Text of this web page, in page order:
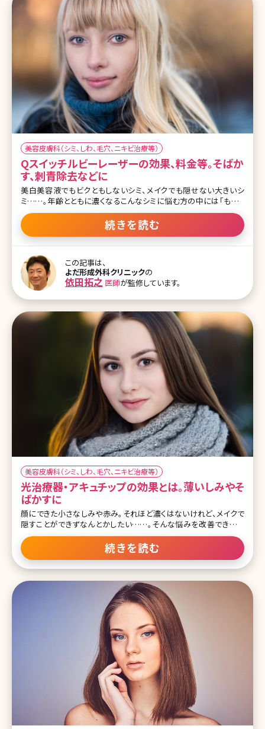
美容皮膚科（シミ、しわ、毛穴、ニキビ治療等）
Qスイッチルビーレーザーの効果、料金等。そばか
す、刺青除去などに
美白美容液でもビクともしないシミ、メイクでも隠せない大きいシ
ミ……。年齢とともに濃くなるこんなシミに悩む方の中には「もうレ
ーザーで取るしかないのかも?」と考えている方もいるのではないで
しょうか。とはいえ、多種多様なレーザーがある今、自分のシミにどの
レーザーが適しているのか分からないという方も多いでしょう。ここで
について詳しく説明していきます。 目次 1.Qスイッチルビーレーザーっ
てどんなレーザー? 1-1.Qスイッチルビーレーザーとは? 1-2.Qスイッ
チルビーレーザーの効果 1-3.Qスイッチルビーレーザーの経過とダウ
ンタイム 1-4.Qスイッチルビーレーザーの失敗例 2.Qスイッチルビー
レーザーの施術 2-1.Qスイッチルビーレーザー
続きを読む
この記事は、
よだ形成外科クリニックの
依田拓之 医師が監修しています。
美容皮膚科（シミ、しわ、毛穴、ニキビ治療等）
光治療器・アキュチップの効果とは。薄いしみやそ
ばかすに
顔にできた小さなしみや赤み。それほど濃くはないけれど、メイクで
隠すことができずなんとかしたい……。そんな悩みを改善できるの
が、アキュチップです。フォトフェイシャルに用いられる光による治療器
なので、レーザーと比較してダウンタイムが少なく、気軽に受けやす
い施術として注目を集めています。ここでアキュチップについて詳しく
説明していきます。 目次 1.薄いしみや赤みの改善に効く光治療器・ア
3.アキュチップは痛い? 1-4.アキュチップの経過とダウンタイム 1-5.ア
キュチップはこんな人におすすめ 1-6.アキュチップの副作用と注意事
項 2.アキュチップの施術 2-1.アキュチップの施術プロセス 2-2.クリニ
続きを読む